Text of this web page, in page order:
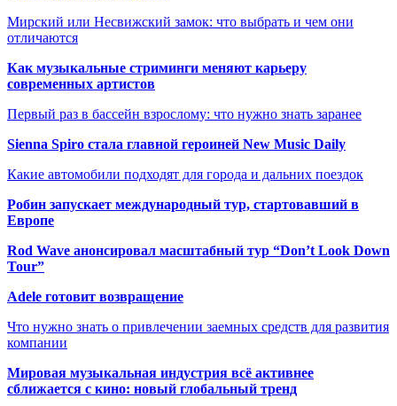
Мирский или Несвижский замок: что выбрать и чем они
отличаются
Как музыкальные стриминги меняют карьеру
современных артистов
Первый раз в бассейн взрослому: что нужно знать заранее
Sienna Spiro стала главной героиней New Music Daily
Какие автомобили подходят для города и дальних поездок
Робин запускает международный тур, стартовавший в
Европе
Rod Wave анонсировал масштабный тур “Don’t Look Down
Tour”
Adele готовит возвращение
Что нужно знать о привлечении заемных средств для развития
компании
Мировая музыкальная индустрия всё активнее
сближается с кино: новый глобальный тренд